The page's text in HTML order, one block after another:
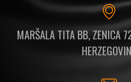
MARŠALA TITA BB, ZENICA